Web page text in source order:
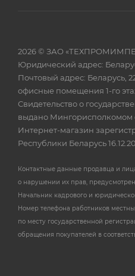
2026 © ЗАО
Юридический адрес:
Почтовый адрес: Беларусь,
офисные помещения 1-го
Свидетельство о
выдано Мингорисполкомом
Интернет-магазин
Республики Беларусь
Контактные данные продавца и
о нарушении их прав,
Начальник кадрового и
Номер телефона работников
по месту государственной
обращения покупателей в